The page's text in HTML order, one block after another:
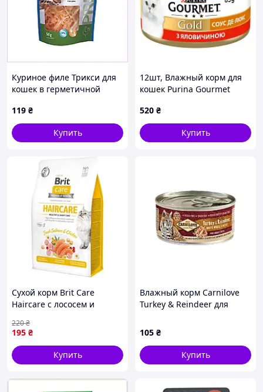
Куриное филе Трикси для
кошек в герметичной
119 ₴
Купить
12шт, Влажный корм для
кошек Purina Gourmet
говядиной 85 г
(7613036705134)
520 ₴
Купить
Сухой корм Brit Care
Haircare с лососем и
шерсти кошек 400 г
195 ₴
220₴
Купить
Влажный корм Carnilove
Turkey & Reindeer для
100 г
105 ₴
Купить